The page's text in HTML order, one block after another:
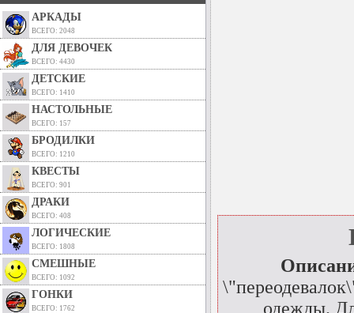
АРКАДЫ
ВСЕГО: 2048
ДЛЯ ДЕВОЧЕК
ВСЕГО: 4430
ДЕТСКИЕ
ВСЕГО: 1410
НАСТОЛЬНЫЕ
ВСЕГО: 157
БРОДИЛКИ
ВСЕГО: 1210
КВЕСТЫ
ВСЕГО: 901
ДРАКИ
ВСЕГО: 408
ЛОГИЧЕСКИЕ
ВСЕГО: 1808
СМЕШНЫЕ
ВСЕГО: 1092
ГОНКИ
ВСЕГО: 1762
одежды.